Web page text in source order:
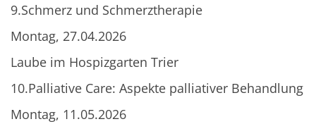
9.Schmerz und Schmerztherapie
Montag, 27.04.2026
Laube im Hospizgarten Trier
10.Palliative Care: Aspekte palliativer Behandlung
Montag, 11.05.2026